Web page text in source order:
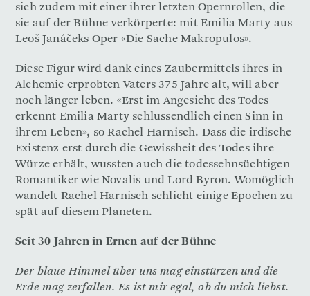
sich zudem mit einer ihrer letzten Opernrollen, die
sie auf der Bühne verkörperte: mit Emilia Marty aus
Leoš Janáčeks Oper «Die Sache Makropulos».
Diese Figur wird dank eines Zaubermittels ihres in
Alchemie erprobten Vaters 375 Jahre alt, will aber
noch länger leben. «Erst im Angesicht des Todes
erkennt Emilia Marty schlussendlich einen Sinn in
ihrem Leben», so Rachel Harnisch. Dass die irdische
Existenz erst durch die Gewissheit des Todes ihre
Würze erhält, wussten auch die todessehnsüchtigen
Romantiker wie Novalis und Lord Byron. Womöglich
wandelt Rachel Harnisch schlicht einige Epochen zu
spät auf diesem Planeten.
Seit 30 Jahren in Ernen auf der Bühne
Der blaue Himmel über uns mag einstürzen und die
Erde mag zerfallen. Es ist mir egal, ob du mich liebst.